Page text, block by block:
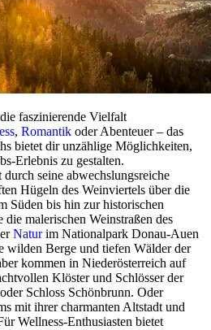
faszinierende Vielfalt
, Romantik oder Abenteuer – das
bietet dir unzählige Möglichkeiten,
Erlebnis zu gestalten.
durch seine abwechslungsreiche
Hügeln des Weinviertels über die
Süden bis hin zur historischen
malerischen Weinstraßen des
Naturim Nationalpark Donau-Auen
wilden Berge und tiefen Wälder der
kommen in Niederösterreich auf
Klöster und Schlösser der
Schloss Schönbrunn. Oder
mit ihrer charmanten Altstadt und
Wellness-Enthusiasten bietet